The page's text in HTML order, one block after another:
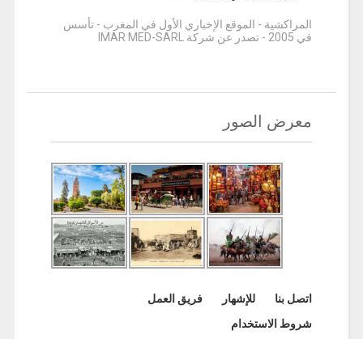
المراكشية - الموقع الإخباري الأول في المغرب - تأسس
في 2005 - تصدر عن شركة IMAR MED-SARL
معرض الصور
اتصل بنا للإشهار
فريق العمل
شروط الاستخدام